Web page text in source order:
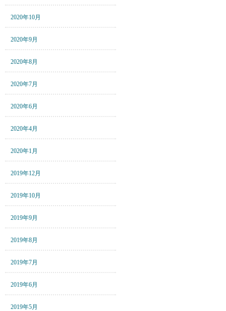
2020年10月
2020年9月
2020年8月
2020年7月
2020年6月
2020年4月
2020年1月
2019年12月
2019年10月
2019年9月
2019年8月
2019年7月
2019年6月
2019年5月